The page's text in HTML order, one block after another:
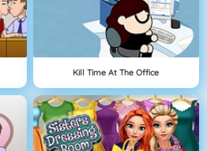
Kill Time At The Office